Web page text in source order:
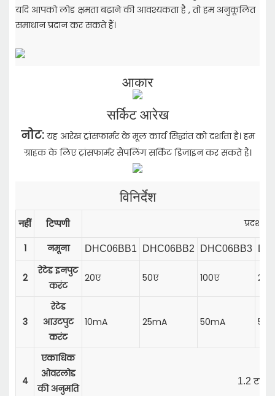
यदि आपको लोड क्षमता बढ़ाने की आवश्यकता है , तो हम अनुकूलित
समाधान प्रदान कर सकते हैं।
आकार
सर्किट आरेख
नोट:यह आरेख ट्रांसफार्मर के मूल कार्य सिद्धांत को दर्शाता है। हम
ग्राहक के लिए ट्रांसफार्मर सैंपलिंग सर्किट डिजाइन कर सकते हैं।
विनिर्देश
नहीं टिप्पणी प्रदर्शन
1 नमूना DHC06BB1 DHC06BB2 DHC06BB3
2
रेटेड इनपुट
करंट
20ए 50ए 100ए 20ए
3
रेटेड
आउटपुट
करंट
10mA 25mA 50mA
4
एकाधिक
ओवरलोड
की अनुमति
1.2 टाइमर